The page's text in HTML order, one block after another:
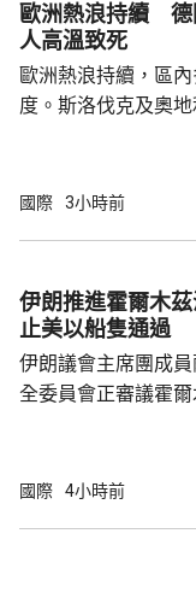
歐洲熱浪持續 德
人高溫致死
歐洲熱浪持續，區
度。斯洛伐克及奧
死，打破2016年以
陽光直射，盡可能
國際 3小時前
伊朗推進霍爾木
止美以船隻通過
伊朗議會主席團成
全委員會正審議霍
民用貨物不得通過有
國際 4小時前